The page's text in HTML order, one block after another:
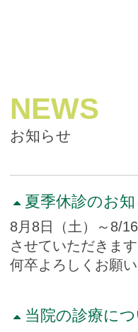
NEWS
お知らせ
夏季休診のお
8月8日（土）～8/
させていただきます
何卒よろしくお願い
当院の診療に